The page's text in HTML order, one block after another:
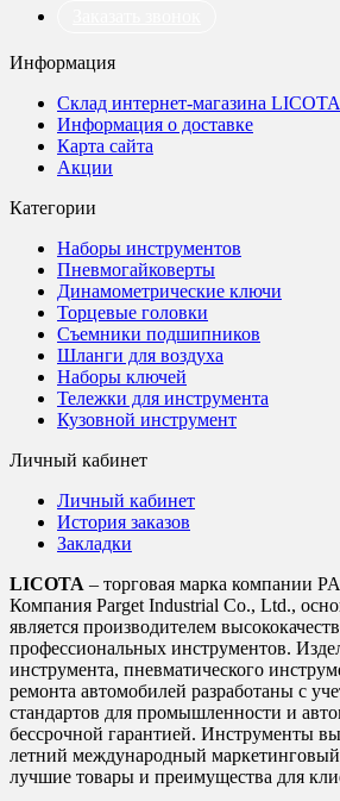
Информация
Склад интернет-магазина LICOTA
Информация о доставке
Карта сайта
Акции
Категории
Наборы инструментов
Пневмогайковерты
Динамометрические ключи
Торцевые головки
Съемники подшипников
Шланги для воздуха
Наборы ключей
Тележки для инструмента
Кузовной инструмент
Личный кабинет
Личный кабинет
История заказов
Закладки
LICOTA – торговая марка компании
Компания Parget Industrial Co., Ltd.,
является производителем
профессиональных инструментов.
инструмента, пневматического
ремонта автомобилей разработаны с
стандартов для промышленности и
бессрочной гарантией. Инструменты
летний международный
лучшие товары и преимущества для